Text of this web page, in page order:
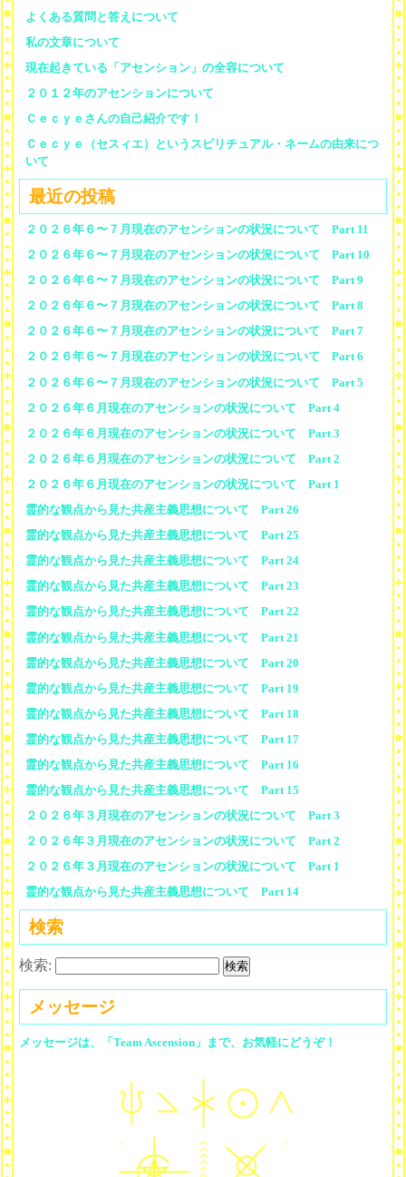
よくある質問と答えについて
私の文章について
現在起きている「アセンション」の全容について
２０１２年のアセンションについて
Ｃｅｃｙｅさんの自己紹介です！
Ｃｅｃｙｅ（セスィエ）というスピリチュアル・ネームの由来につ
いて
最近の投稿
２０２６年６〜７月現在のアセンションの状況について Part 11
２０２６年６〜７月現在のアセンションの状況について Part 10
２０２６年６〜７月現在のアセンションの状況について Part 9
２０２６年６〜７月現在のアセンションの状況について Part 8
２０２６年６〜７月現在のアセンションの状況について Part 7
２０２６年６〜７月現在のアセンションの状況について Part 6
２０２６年６〜７月現在のアセンションの状況について Part 5
２０２６年６月現在のアセンションの状況について Part 4
２０２６年６月現在のアセンションの状況について Part 3
２０２６年６月現在のアセンションの状況について Part 2
２０２６年６月現在のアセンションの状況について Part 1
霊的な観点から見た共産主義思想について Part 26
霊的な観点から見た共産主義思想について Part 25
霊的な観点から見た共産主義思想について Part 24
霊的な観点から見た共産主義思想について Part 23
霊的な観点から見た共産主義思想について Part 22
霊的な観点から見た共産主義思想について Part 21
霊的な観点から見た共産主義思想について Part 20
霊的な観点から見た共産主義思想について Part 19
霊的な観点から見た共産主義思想について Part 18
霊的な観点から見た共産主義思想について Part 17
霊的な観点から見た共産主義思想について Part 16
霊的な観点から見た共産主義思想について Part 15
２０２６年３月現在のアセンションの状況について Part 3
２０２６年３月現在のアセンションの状況について Part 2
２０２６年３月現在のアセンションの状況について Part 1
霊的な観点から見た共産主義思想について Part 14
検索
検索:
メッセージ
メッセージは、「Team Ascension」まで、お気軽にどうぞ！